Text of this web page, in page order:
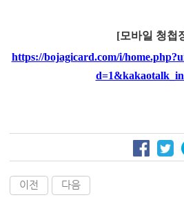
[모바일 청첩
https://bojagicard.com/i/
이전 다음